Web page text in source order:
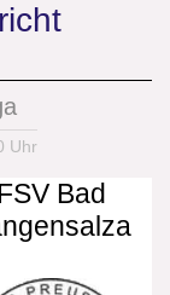
Uhr
Bad